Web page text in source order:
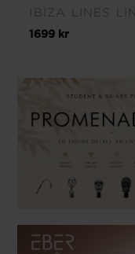
IBIZA LINES
1699 kr